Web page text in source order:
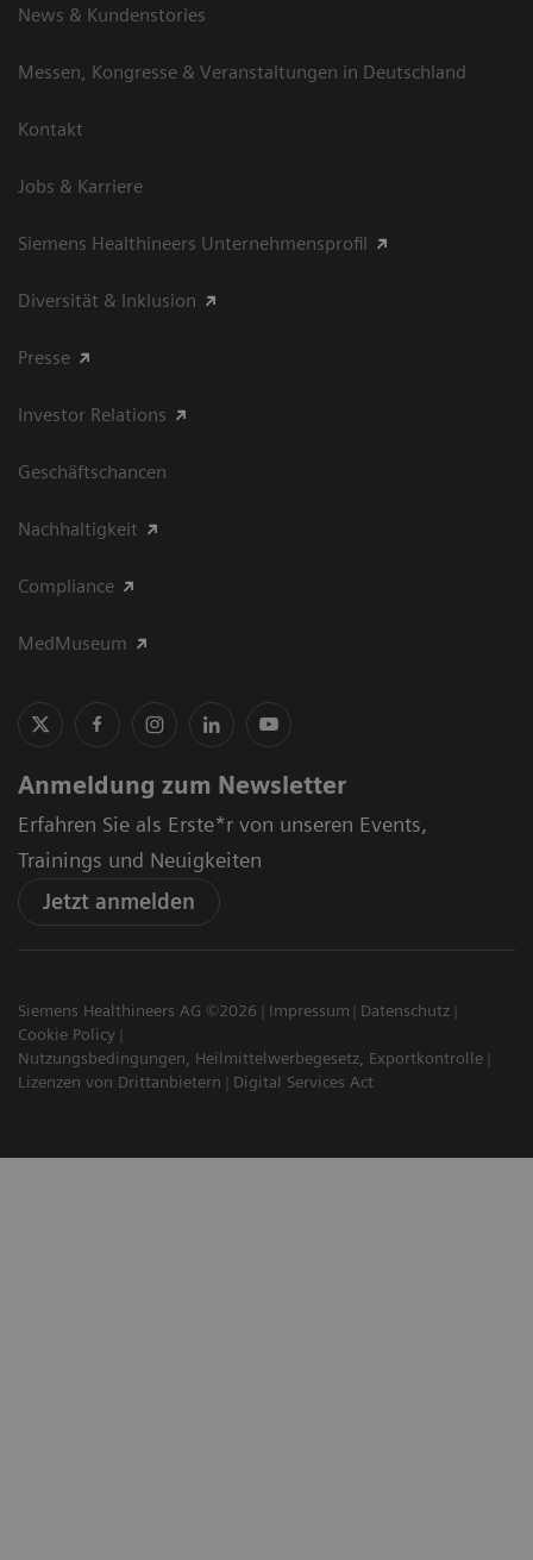
News & Kundenstories
Messen, Kongresse & Veranstaltungen in Deutschland
Kontakt
Jobs & Karriere
Siemens Healthineers Unternehmensprofil
Diversität & Inklusion
Presse
Investor Relations
Geschäftschancen
Nachhaltigkeit
Compliance
MedMuseum
Anmeldung zum Newsletter
Erfahren Sie als Erste*r von unseren Events,
Trainings und Neuigkeiten
Jetzt anmelden
Siemens Healthineers AG ©2026 Impressum
Datenschutz
Cookie Policy
Nutzungsbedingungen, Heilmittelwerbegesetz, Exportkontrolle
Lizenzen von Drittanbietern
Digital Services Act